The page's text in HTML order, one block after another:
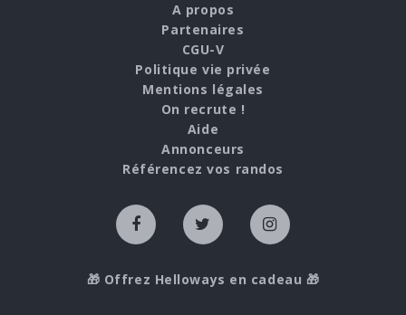
A propos
Partenaires
CGU-V
Politique vie privée
Mentions légales
On recrute !
Aide
Annonceurs
Référencez vos randos
🎁 Offrez Helloways en cadeau 🎁